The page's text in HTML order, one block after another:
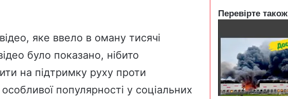
яке ввело в оману тисячі
було показано, нібито
на підтримку руху проти
популярності у соціальних
Перевірте також